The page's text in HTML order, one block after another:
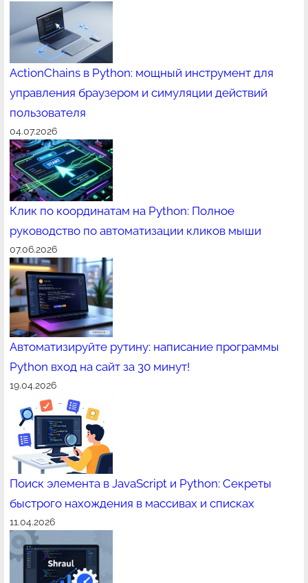
ActionChains в Python: мощный инструмент для
управления браузером и симуляции действий
пользователя
04.07.2026
Клик по координатам на Python: Полное
руководство по автоматизации кликов мыши
07.06.2026
Автоматизируйте рутину: написание программы
Python вход на сайт за 30 минут!
19.04.2026
Поиск элемента в JavaScript и Python: Секреты
быстрого нахождения в массивах и списках
11.04.2026